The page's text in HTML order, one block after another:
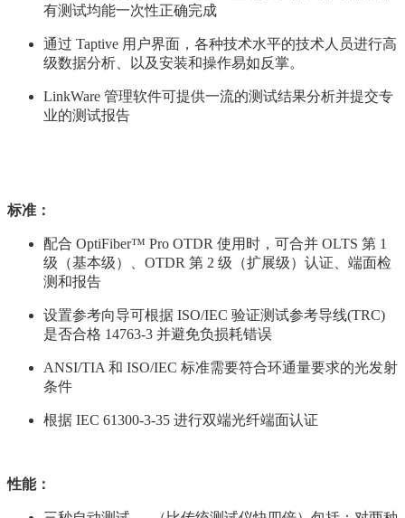
有测试均能一次性正确完成
通过 Taptive 用户界面，各种技术水平的技术人员进行高
级数据分析、以及安装和操作易如反掌。
LinkWare 管理软件可提供一流的测试结果分析并提交专
业的测试报告
标准：
配合 OptiFiber™ Pro OTDR 使用时，可合并 OLTS 第 1
级（基本级）、OTDR 第 2 级（扩展级）认证、端面检
测和报告
设置参考向导可根据 ISO/IEC 验证测试参考导线(TRC)
是否合格 14763-3 并避免负损耗错误
ANSI/TIA 和 ISO/IEC 标准需要符合环通量要求的光发射
条件
根据 IEC 61300-3-35 进行双端光纤端面认证
性能：